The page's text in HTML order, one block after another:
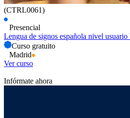
(CTRL0061)
Presencial
Lengua de signos española nivel usuario
Curso gratuito
Madrid
Ver curso
Infórmate ahora